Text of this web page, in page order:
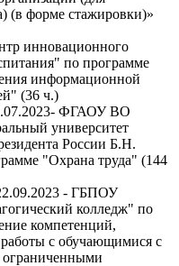
(в форме стажировки)»
инновационного
по программе
информационной
(36 ч.)
ФГАОУ ВО
университет
России Б.Н.
"Охрана труда" (144
- ГБПОУ
колледж" по
компетенций,
с обучающимися с